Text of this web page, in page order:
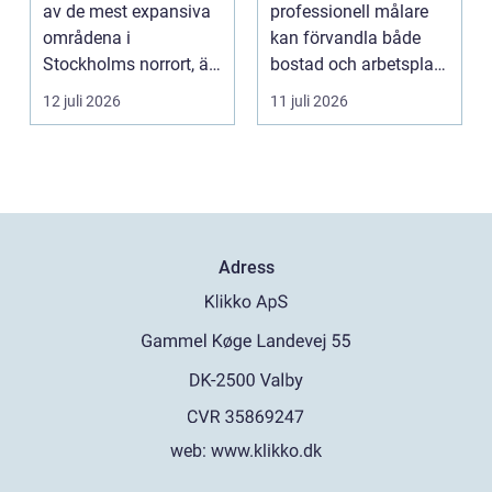
av de mest expansiva
områdena i
Stockholms norrort, är
b...
12 juli 2026
professionell målare
kan förvandla både
bostad och arbetsplats
på kort tid. Färger, yt...
11 juli 2026
Adress
web: www.klikko.dk